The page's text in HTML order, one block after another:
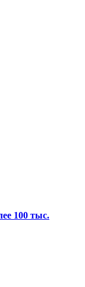
100 тыс.